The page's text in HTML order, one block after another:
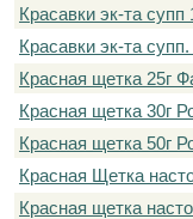
Красавки эк-та
Красавки эк-та
Красная щетка 25г
Красная щетка 30г
Красная щетка 50г
Красная Щетка
Красная щетка